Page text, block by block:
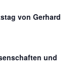
von Gerhard
und